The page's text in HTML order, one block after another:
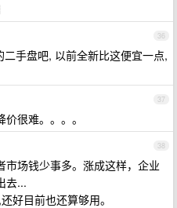
36
手盘吧, 以前全新比这便宜一点,
37
很难。。。。
38
场钱少事多。涨成这样，企业
去...
好目前也还算够用。